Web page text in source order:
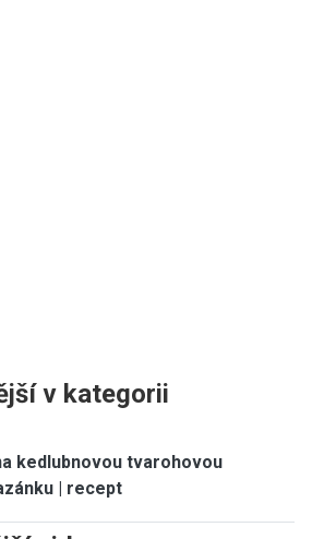
v kategorii
kedlubnovou tvarohovou
| recept